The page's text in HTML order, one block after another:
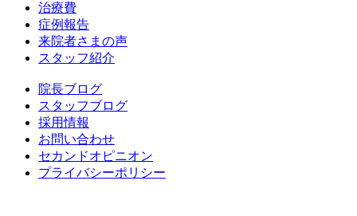
治療費
症例報告
来院者さまの声
スタッフ紹介
院長ブログ
スタッフブログ
採用情報
お問い合わせ
セカンドオピニオン
プライバシーポリシー